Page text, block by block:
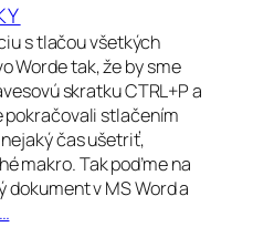
s tlačou všetkých
Worde tak, že by sme
skratku CTRL+P a
pokračovali stlačením
čas ušetriť,
makro. Tak poďme na
v MS Word a